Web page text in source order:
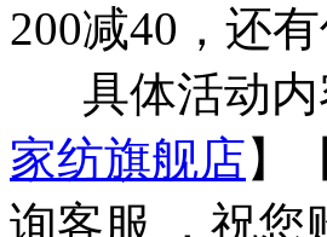
200减40，还
具体活动内
家纺旗舰店】
询客服 ，祝您